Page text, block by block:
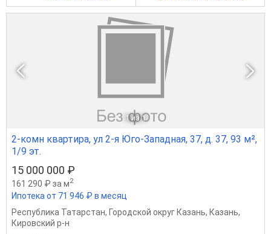
1 из 1
2-комн квартира, ул 2-я Юго-Западная, 37, д. 37, 93 м²,
1/9 эт.
15 000 000 ₽
161 290 ₽ за м2
Ипотека от 71 946 ₽ в месяц
Республика Татарстан, Городской округ Казань, Казань,
Кировский р-н